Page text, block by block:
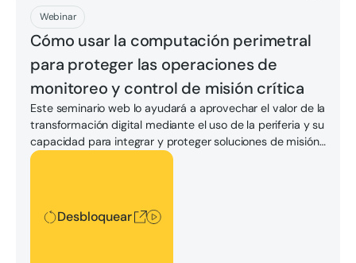
Webinar
Cómo usar la computación perimetral
para proteger las operaciones de
monitoreo y control de misión crítica
Este seminario web lo ayudará a aprovechar el valor de la
transformación digital mediante el uso de la periferia y su
capacidad para integrar y proteger soluciones de misión
crítica.
Desbloquear
Desbloquear
Descargar